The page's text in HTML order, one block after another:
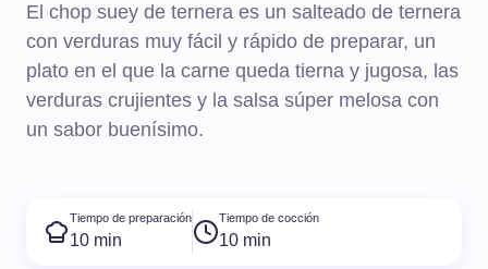
El chop suey de ternera es un salteado de ternera
con verduras muy fácil y rápido de preparar, un
plato en el que la carne queda tierna y jugosa, las
verduras crujientes y la salsa súper melosa con
un sabor buenísimo.
Tiempo de preparación
10 min
Tiempo de cocción
10 min